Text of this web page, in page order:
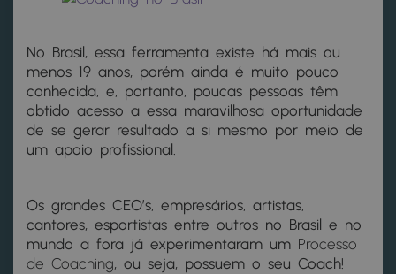
No Brasil, essa ferramenta existe há mais ou
menos 19 anos, porém ainda é muito pouco
conhecida, e, portanto, poucas pessoas têm
obtido acesso a essa maravilhosa oportunidade
de se gerar resultado a si mesmo por meio de
um apoio profissional.
Os grandes CEO’s, empresários, artistas,
cantores, esportistas entre outros no Brasil e no
mundo a fora já experimentaram um Processo
de Coaching, ou seja, possuem o seu Coach!